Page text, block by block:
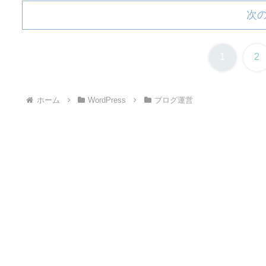
次
2
ホーム WordPress ブログ運営